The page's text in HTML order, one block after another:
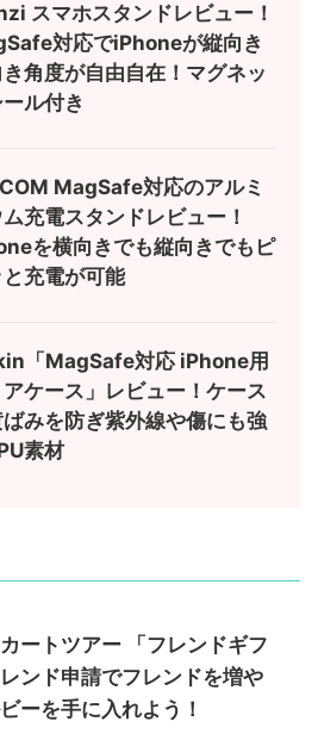
スマホスタンドレビュー！
対応でiPhoneが縦向き
角度が自由自在！マグネッ
ール付き
MagSafe対応のアルミ
充電スタンドレビュー！
を横向きでも縦向きでもピ
充電が可能
「MagSafe対応 iPhone用
ケース」レビュー！ケース
みを防ぎ紫外線や傷にも強
素材
ートツアー 「フレンドギフ
レンド申請でフレンドを増や
ーを手に入れよう！